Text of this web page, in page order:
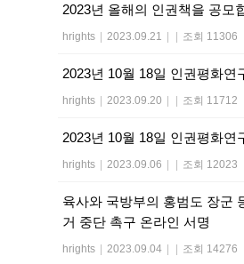
2023년 올해의 인권책을 공모
hrights | 2023.09.21 | | 조회 11306
2023년 10월 18일 인권평화연
hrights | 2023.09.20 | | 조회 11712
2023년 10월 18일 인권평화연
hrights | 2023.09.06 | | 조회 12023
육사와 국방부의 홍범도 장군
거 중단 촉구 온라인 서명
hrights | 2023.09.04 | | 조회 14276